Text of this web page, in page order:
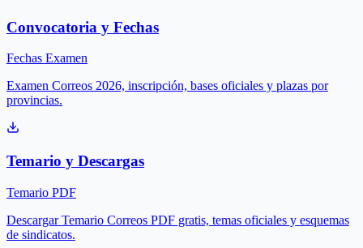
Convocatoria y Fechas
Fechas Examen
Examen Correos 2026, inscripción, bases oficiales y plazas por
provincias.
Temario y Descargas
Temario PDF
Descargar Temario Correos PDF gratis, temas oficiales y esquemas
de sindicatos.